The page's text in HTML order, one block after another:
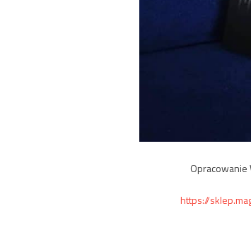
Opracowanie
https://